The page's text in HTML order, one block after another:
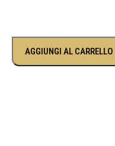
AGGIUNGI AL CARRELLO